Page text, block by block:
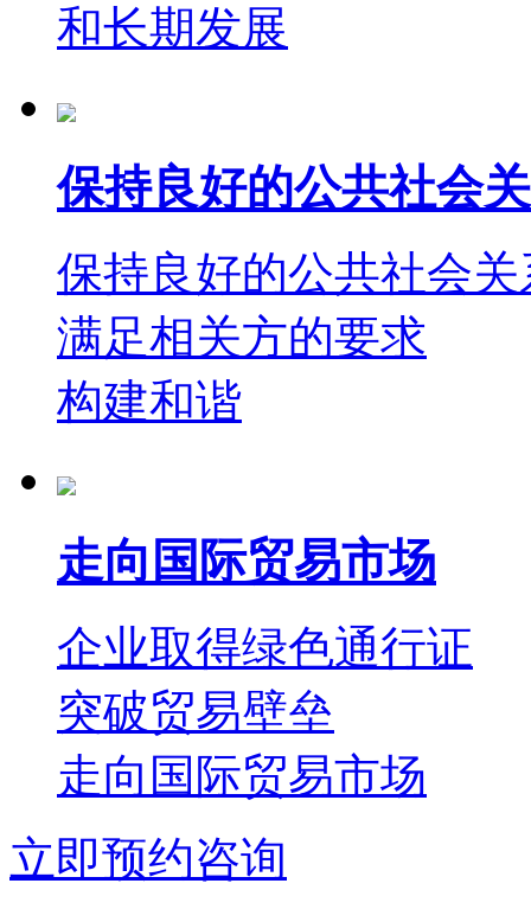
和长期发展
保持良好的公共社会
保持良好的公共社会关
满足相关方的要求
构建和谐
走向国际贸易市场
企业取得绿色通行证
突破贸易壁垒
走向国际贸易市场
立即预约咨询